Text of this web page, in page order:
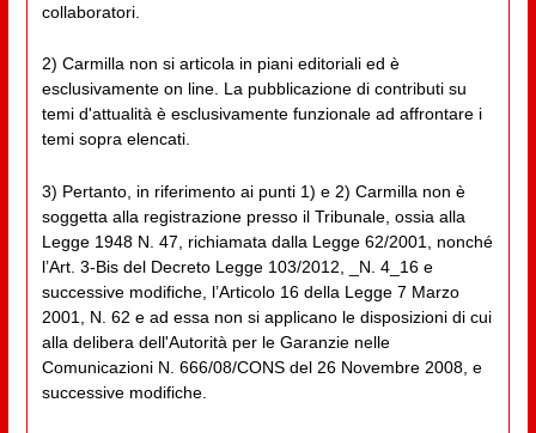
collaboratori.
2) Carmilla non si articola in piani editoriali ed è
esclusivamente on line. La pubblicazione di contributi su
temi d'attualità è esclusivamente funzionale ad affrontare i
temi sopra elencati.
3) Pertanto, in riferimento ai punti 1) e 2) Carmilla non è
soggetta alla registrazione presso il Tribunale, ossia alla
Legge 1948 N. 47, richiamata dalla Legge 62/2001, nonché
l’Art. 3-Bis del Decreto Legge 103/2012, _N. 4_16 e
successive modifiche, l’Articolo 16 della Legge 7 Marzo
2001, N. 62 e ad essa non si applicano le disposizioni di cui
alla delibera dell'Autorità per le Garanzie nelle
Comunicazioni N. 666/08/CONS del 26 Novembre 2008, e
successive modifiche.